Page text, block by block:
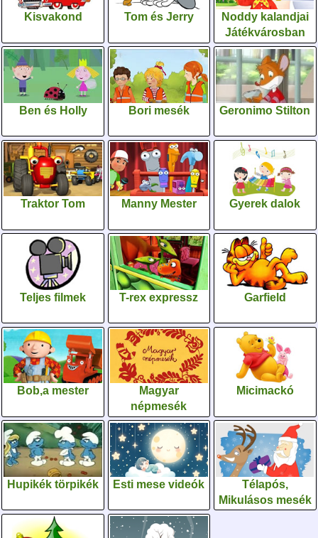
Kisvakond Tom és Jerry
Noddy kalandjai
Játékvárosban
Ben és Holly Bori mesék Geronimo Stilton
Traktor Tom Manny Mester Gyerek dalok
Teljes filmek T-rex expressz Garfield
Bob,a mester
Magyar
népmesék
Micimackó
Hupikék törpikék Esti mese videók
Télapós,
Mikulásos mesék